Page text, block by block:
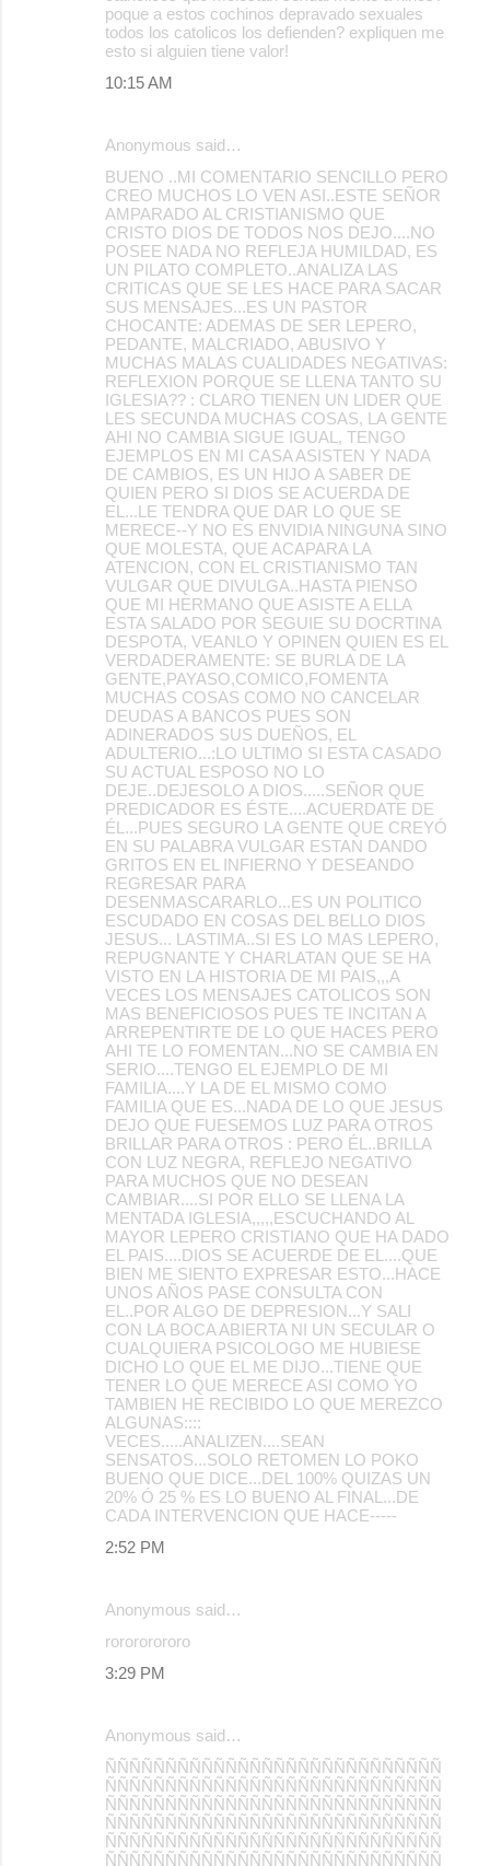
poque a estos cochinos depravado sexuales
todos los catolicos los defienden? expliquen me
esto si alguien tiene valor!
10:15 AM
Anonymous said…
BUENO ..MI COMENTARIO SENCILLO PERO
CREO MUCHOS LO VEN ASI..ESTE SEÑOR
AMPARADO AL CRISTIANISMO QUE
CRISTO DIOS DE TODOS NOS DEJO....NO
POSEE NADA NO REFLEJA HUMILDAD, ES
UN PILATO COMPLETO..ANALIZA LAS
CRITICAS QUE SE LES HACE PARA SACAR
SUS MENSAJES...ES UN PASTOR
CHOCANTE: ADEMAS DE SER LEPERO,
PEDANTE, MALCRIADO, ABUSIVO Y
MUCHAS MALAS CUALIDADES NEGATIVAS:
REFLEXION PORQUE SE LLENA TANTO SU
IGLESIA?? : CLARO TIENEN UN LIDER QUE
LES SECUNDA MUCHAS COSAS, LA GENTE
AHI NO CAMBIA SIGUE IGUAL, TENGO
EJEMPLOS EN MI CASA ASISTEN Y NADA
DE CAMBIOS, ES UN HIJO A SABER DE
QUIEN PERO SI DIOS SE ACUERDA DE
EL...LE TENDRA QUE DAR LO QUE SE
MERECE--Y NO ES ENVIDIA NINGUNA SINO
QUE MOLESTA, QUE ACAPARA LA
ATENCION, CON EL CRISTIANISMO TAN
VULGAR QUE DIVULGA..HASTA PIENSO
QUE MI HERMANO QUE ASISTE A ELLA
ESTA SALADO POR SEGUIE SU DOCRTINA
DESPOTA, VEANLO Y OPINEN QUIEN ES EL
VERDADERAMENTE: SE BURLA DE LA
GENTE,PAYASO,COMICO,FOMENTA
MUCHAS COSAS COMO NO CANCELAR
DEUDAS A BANCOS PUES SON
ADINERADOS SUS DUEÑOS, EL
ADULTERIO...:LO ULTIMO SI ESTA CASADO
SU ACTUAL ESPOSO NO LO
DEJE..DEJESOLO A DIOS.....SEÑOR QUE
PREDICADOR ES ÉSTE....ACUERDATE DE
ÉL...PUES SEGURO LA GENTE QUE CREYÓ
EN SU PALABRA VULGAR ESTAN DANDO
GRITOS EN EL INFIERNO Y DESEANDO
REGRESAR PARA
DESENMASCARARLO...ES UN POLITICO
ESCUDADO EN COSAS DEL BELLO DIOS
JESUS... LASTIMA..SI ES LO MAS LEPERO,
REPUGNANTE Y CHARLATAN QUE SE HA
VISTO EN LA HISTORIA DE MI PAIS,,,A
VECES LOS MENSAJES CATOLICOS SON
MAS BENEFICIOSOS PUES TE INCITAN A
ARREPENTIRTE DE LO QUE HACES PERO
AHI TE LO FOMENTAN...NO SE CAMBIA EN
SERIO....TENGO EL EJEMPLO DE MI
FAMILIA....Y LA DE EL MISMO COMO
FAMILIA QUE ES...NADA DE LO QUE JESUS
DEJO QUE FUESEMOS LUZ PARA OTROS
BRILLAR PARA OTROS : PERO ÉL..BRILLA
CON LUZ NEGRA, REFLEJO NEGATIVO
PARA MUCHOS QUE NO DESEAN
CAMBIAR....SI POR ELLO SE LLENA LA
MENTADA IGLESIA,,,,,ESCUCHANDO AL
MAYOR LEPERO CRISTIANO QUE HA DADO
EL PAIS....DIOS SE ACUERDE DE EL....QUE
BIEN ME SIENTO EXPRESAR ESTO...HACE
UNOS AÑOS PASE CONSULTA CON
EL..POR ALGO DE DEPRESION...Y SALI
CON LA BOCA ABIERTA NI UN SECULAR O
CUALQUIERA PSICOLOGO ME HUBIESE
DICHO LO QUE EL ME DIJO...TIENE QUE
TENER LO QUE MERECE ASI COMO YO
TAMBIEN HE RECIBIDO LO QUE MEREZCO
ALGUNAS::::
VECES.....ANALIZEN....SEAN
SENSATOS...SOLO RETOMEN LO POKO
BUENO QUE DICE...DEL 100% QUIZAS UN
20% Ó 25 % ES LO BUENO AL FINAL...DE
CADA INTERVENCION QUE HACE-----
2:52 PM
Anonymous said…
rorororororo
3:29 PM
Anonymous said…
ÑÑÑÑÑÑÑÑÑÑÑÑÑÑÑÑÑÑÑÑÑÑÑÑÑÑÑÑ
ÑÑÑÑÑÑÑÑÑÑÑÑÑÑÑÑÑÑÑÑÑÑÑÑÑÑÑÑ
ÑÑÑÑÑÑÑÑÑÑÑÑÑÑÑÑÑÑÑÑÑÑÑÑÑÑÑÑ
ÑÑÑÑÑÑÑÑÑÑÑÑÑÑÑÑÑÑÑÑÑÑÑÑÑÑÑÑ
ÑÑÑÑÑÑÑÑÑÑÑÑÑÑÑÑÑÑÑÑÑÑÑÑÑÑÑÑ
ÑÑÑÑÑÑÑÑÑÑÑÑÑÑÑÑÑÑÑÑÑÑÑÑÑÑÑÑ